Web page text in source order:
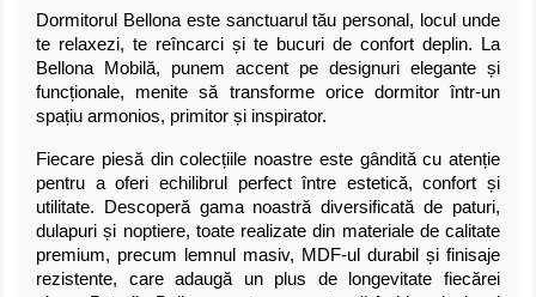
Dormitorul Bellona este sanctuarul tău personal, locul unde
te relaxezi, te reîncarci și te bucuri de confort deplin. La
Bellona Mobilă, punem accent pe designuri elegante și
funcționale, menite să transforme orice dormitor într-un
spațiu armonios, primitor și inspirator.
Fiecare piesă din colecțiile noastre este gândită cu atenție
pentru a oferi echilibrul perfect între estetică, confort și
utilitate. Descoperă gama noastră diversificată de paturi,
dulapuri și noptiere, toate realizate din materiale de calitate
premium, precum lemnul masiv, MDF-ul durabil și finisaje
rezistente, care adaugă un plus de longevitate fiecărei